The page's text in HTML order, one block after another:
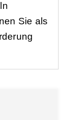
Sie als